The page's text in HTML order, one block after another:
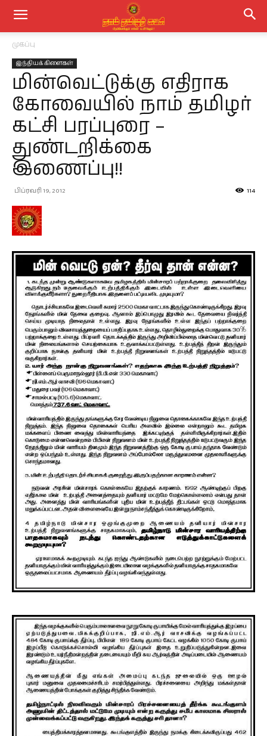
முகப்பு
இந்தியக் கிளைகள்
மின்வெட்டுக்கு எதிராக
கோவையில் நாம் தமிழர்
கட்சி பரப்புரை –
துண்டறிக்கை
இணைப்பு!!
பிப்ரவரி 19, 2012 114